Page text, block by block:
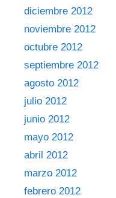
diciembre 2012
noviembre 2012
octubre 2012
septiembre 2012
agosto 2012
julio 2012
junio 2012
mayo 2012
abril 2012
marzo 2012
febrero 2012